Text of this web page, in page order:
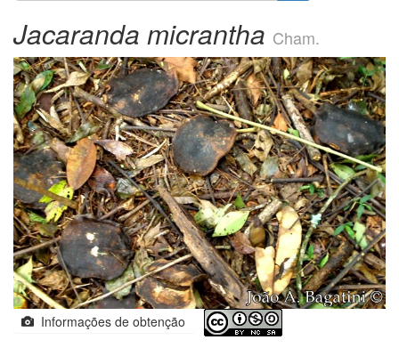
Jacaranda micrantha Cham.
Informações de obtenção